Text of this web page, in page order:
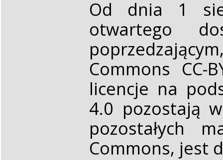
Od dnia 1
otwartego
Commons CC-
licencje na
4.0 pozostają
pozostałych
Commons, jest